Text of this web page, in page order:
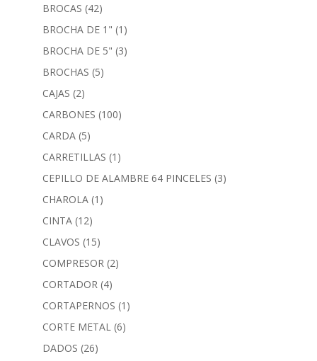
BROCAS (42)
BROCHA DE 1" (1)
BROCHA DE 5" (3)
BROCHAS (5)
CAJAS (2)
CARBONES (100)
CARDA (5)
CARRETILLAS (1)
CEPILLO DE ALAMBRE 64 PINCELES (3)
CHAROLA (1)
CINTA (12)
CLAVOS (15)
COMPRESOR (2)
CORTADOR (4)
CORTAPERNOS (1)
CORTE METAL (6)
DADOS (26)